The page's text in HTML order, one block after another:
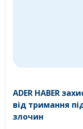
ADER HABER
від тримання
злочин